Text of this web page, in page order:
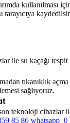
kullanılması
tarayıcıya
ile su kaçağı
tıkanıklık
sağlıyoruz.
teknoloji cihazlar
85 86whatsapp 0